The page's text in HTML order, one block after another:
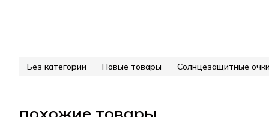
Без категории Новые товары Солнцезащитные